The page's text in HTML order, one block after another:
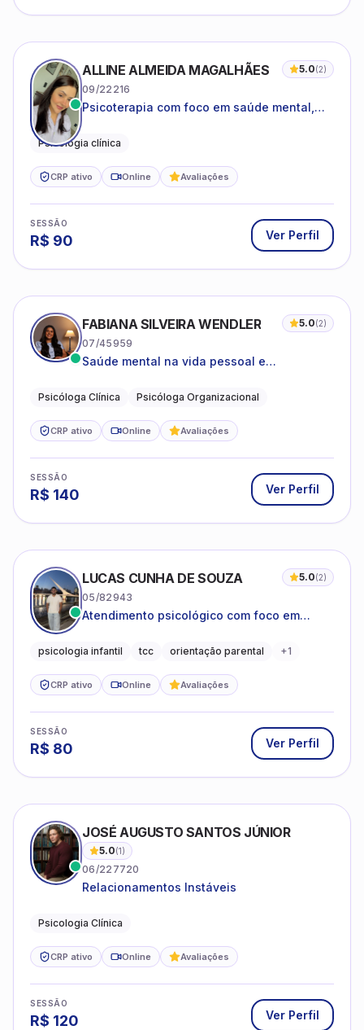
ALLINE ALMEIDA MAGALHÃES 5.0(2)
09/22216
Psicoterapia com foco em saúde mental,
adolescentes e adultos.
Psicologia clínica
CRP ativo Online Avaliações
SESSÃO
R$ 90 Ver Perfil
FABIANA SILVEIRA WENDLER 5.0(2)
07/45959
Saúde mental na vida pessoal e
Psicóloga Clínica Psicóloga Organizacional
CRP ativo Online Avaliações
SESSÃO
R$ 140 Ver Perfil
LUCAS CUNHA DE SOUZA 5.0(2)
05/82943
Atendimento psicológico com foco em
promovendo equilíbrio emocional e
psicologia infantil tcc orientação parental +1
CRP ativo Online Avaliações
SESSÃO
R$ 80 Ver Perfil
JOSÉ AUGUSTO SANTOS JÚNIOR
5.0(1)
06/227720
Relacionamentos Instáveis
Psicologia Clínica
CRP ativo Online Avaliações
SESSÃO
R$ 120 Ver Perfil